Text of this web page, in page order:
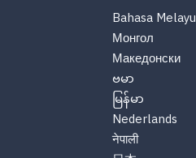
Bahasa Melayu
Монгол
Македонски
ဗမာ
မြန်မာ
Nederlands
नेपाली